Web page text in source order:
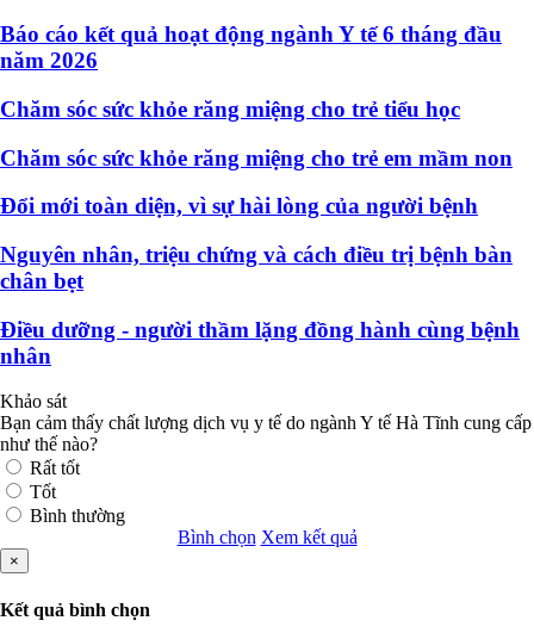
Báo cáo kết quả hoạt động ngành Y tế 6 tháng đầu
năm 2026
Chăm sóc sức khỏe răng miệng cho trẻ tiểu học
Chăm sóc sức khỏe răng miệng cho trẻ em mầm non
Đổi mới toàn diện, vì sự hài lòng của người bệnh
Nguyên nhân, triệu chứng và cách điều trị bệnh bàn
chân bẹt
Điều dưỡng - người thầm lặng đồng hành cùng bệnh
nhân
Khảo sát
Bạn cảm thấy chất lượng dịch vụ y tế do ngành Y tế Hà Tĩnh cung cấp
như thế nào?
Rất tốt
Tốt
Bình thường
Bình chọn Xem kết quả
×
Kết quả bình chọn